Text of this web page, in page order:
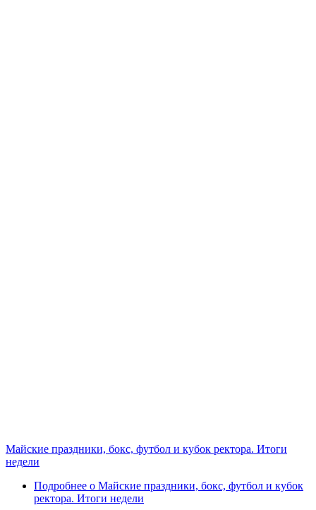
Майские праздники, бокс, футбол и кубок ректора. Итоги
недели
Подробнее о Майские праздники, бокс, футбол и кубок
ректора. Итоги недели